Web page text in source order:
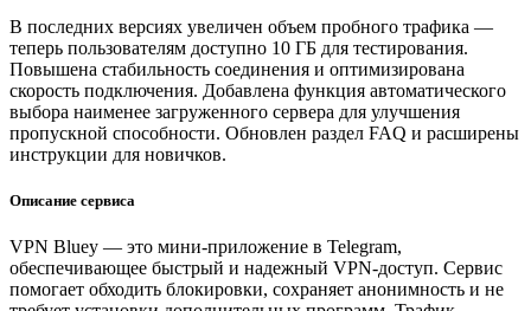
В последних версиях увеличен объем пробного трафика —
теперь пользователям доступно 10 ГБ для тестирования.
Повышена стабильность соединения и оптимизирована
скорость подключения. Добавлена функция автоматического
выбора наименее загруженного сервера для улучшения
пропускной способности. Обновлен раздел FAQ и расширены
инструкции для новичков.
Описание сервиса
VPN Bluey — это мини-приложение в Telegram,
обеспечивающее быстрый и надежный VPN-доступ. Сервис
помогает обходить блокировки, сохраняет анонимность и не